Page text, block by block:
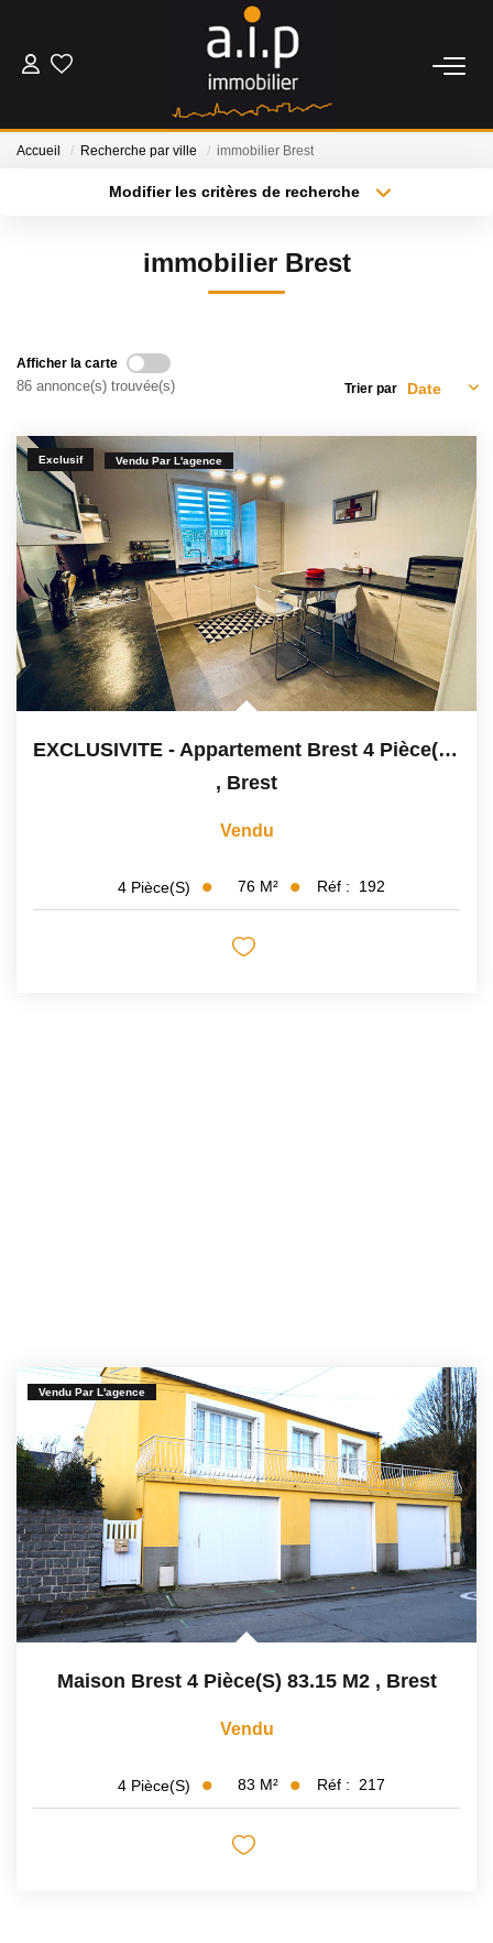
ACHETER
Nos Actualités
Avis Clients
CONTACT
Accueil Recherche par ville immobilier Brest
Modifier les critères de recherche
Créer une alerte
immobilier Brest
Afficher la carte
86 annonce(s) trouvée(s) Trier par
Exclusif Vendu Par L'agence
EXCLUSIVITE - Appartement Brest 4 Pièce(s) 76.32 M2
, Brest
Vendu
4 Pièce(s) 76 M² Réf : 192
Vendu Par L'agence
Maison Brest 4 Pièce(s) 83.15 M2 , Brest
Vendu
4 Pièce(s) 83 M² Réf : 217